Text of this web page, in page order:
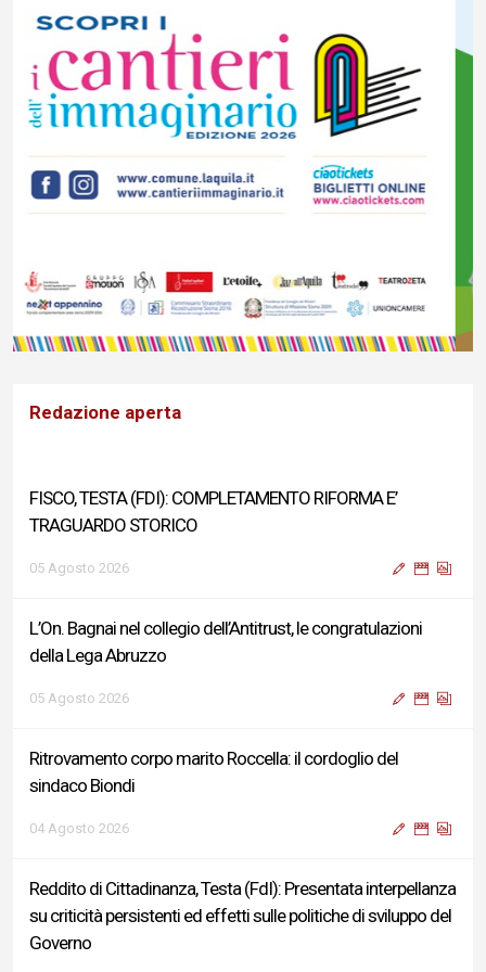
Redazione aperta
FISCO, TESTA (FDI): COMPLETAMENTO RIFORMA E’
TRAGUARDO STORICO
05 Agosto 2026
L’On. Bagnai nel collegio dell’Antitrust, le congratulazioni
della Lega Abruzzo
05 Agosto 2026
Ritrovamento corpo marito Roccella: il cordoglio del
sindaco Biondi
04 Agosto 2026
Reddito di Cittadinanza, Testa (FdI): Presentata interpellanza
su criticità persistenti ed effetti sulle politiche di sviluppo del
Governo